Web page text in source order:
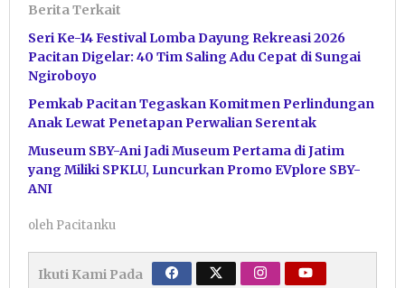
Berita Terkait
Seri Ke-14 Festival Lomba Dayung Rekreasi 2026
Pacitan Digelar: 40 Tim Saling Adu Cepat di Sungai
Ngiroboyo
Pemkab Pacitan Tegaskan Komitmen Perlindungan
Anak Lewat Penetapan Perwalian Serentak
Museum SBY-Ani Jadi Museum Pertama di Jatim
yang Miliki SPKLU, Luncurkan Promo EVplore SBY-
ANI
oleh Pacitanku
Ikuti Kami Pada